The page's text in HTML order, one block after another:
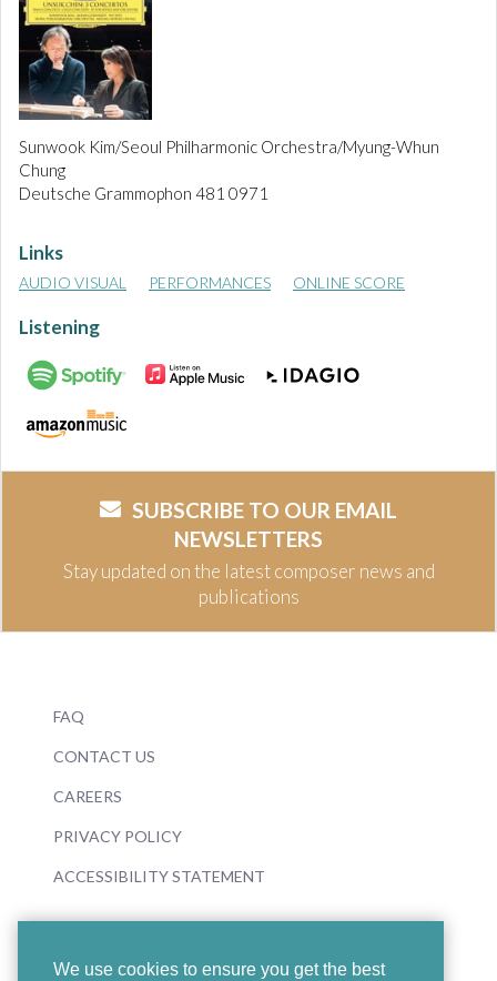
We use cookies to ensure you get the best
Sunwook Kim/Seoul Philharmonic Orchestra/Myung-Whun
Chung
Deutsche Grammophon 481 0971
Links
AUDIO VISUAL PERFORMANCES ONLINE SCORE
Listening
SUBSCRIBE TO OUR EMAIL
NEWSLETTERS
Stay updated on the latest composer news and
publications
FAQ
CONTACT US
CAREERS
PRIVACY POLICY
ACCESSIBILITY STATEMENT